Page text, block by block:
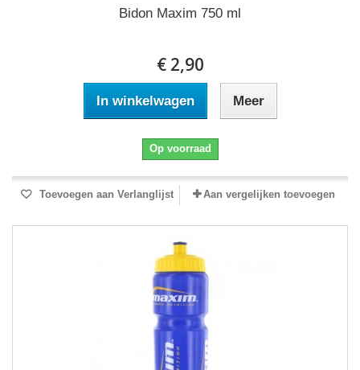
Bidon Maxim 750 ml
€ 2,90
In winkelwagen Meer
Op voorraad
Toevoegen aan Verlanglijst Aan vergelijken toevoegen